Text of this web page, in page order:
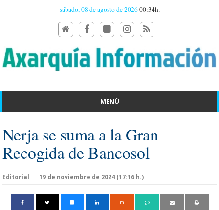
sábado, 08 de agosto de 202600:34h.
MENÚ
Nerja se suma a la Gran
Recogida de Bancosol
Editorial 19 de noviembre de 2024 (17:16 h.)
m